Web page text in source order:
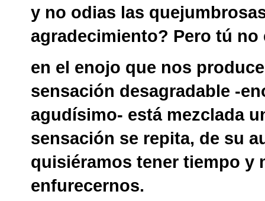
y no odias las
agradecimiento? Pero tú no
en el enojo que nos
sensación desagradable -
agudísimo- está mezclada
sensación se repita, de su
quisiéramos tener tiempo y
enfurecernos.